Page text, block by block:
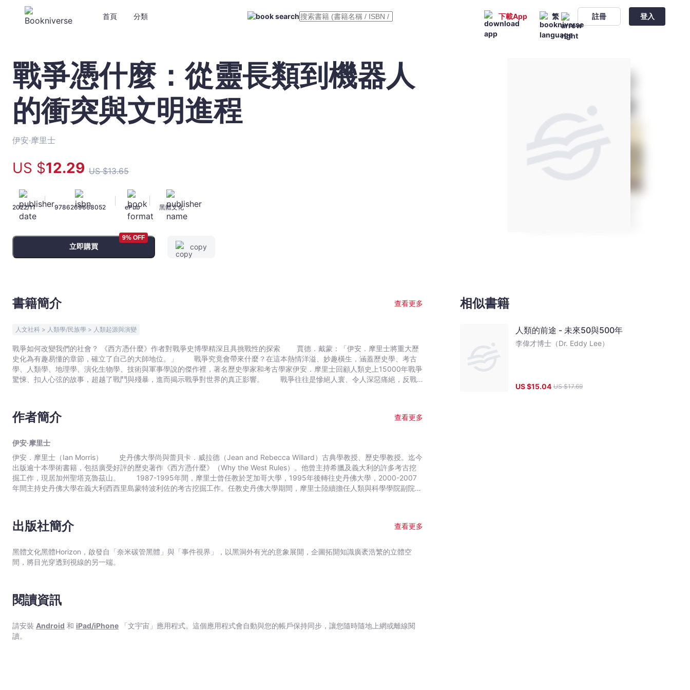
首頁 分類 下載App 繁 註冊 登入
戰
爭
憑
什
麼：
從
靈
類
到
機
器
人
衝
與
進
程
伊
安‧
摩
里
士
文
宇
｜
Bookniverse
戰爭憑什麼：從靈長類到機器人
的衝突與文明進程
伊安‧摩里士
US $12.29 US $13.65
2022/11
|
9786269668052 ePub 黑體文化
立即購買
9% OFF
copy
書籍簡介 查看更多
人文社科 > 人類學/民族學 > 人類起源與演變
戰爭如何改變我們的社會？ 《西方憑什麼》作者對戰爭史博學精深且具挑戰性的探索 賈德．戴蒙：「伊安．摩里士將重大歷
史化為有趣易懂的章節，確立了自己的大師地位。」 戰爭究竟會帶來什麼？在這本熱情洋溢、妙趣橫生，涵蓋歷史學、考古
學、人類學、地理學、演化生物學、技術與軍事學說的傑作裡，著名歷史學家和考古學家伊安．摩里士回顧人類史上15000年戰爭
驚悚、扣人心弦的故事，超越了戰鬥與殘暴，進而揭示戰爭對世界的真正影響。 戰爭往往是慘絕人寰、令人深惡痛絕，反戰
而言戰爭其實對人類有所助益。石器時代的人生活在狹小、爭鬥的社會中，有十分之一到五分之一的機會死於暴力；相形之下，二
十世紀爆發兩次世界大戰、廣島原爆和大屠殺，卻不到百分之一的人死於暴力。摩里士的解釋是：人類僅靠戰爭就創造出更龐大而
戰爭所帶來的益處和進步是意外造成的，然而摩里士的舉證啟發人心、扣人心弦，而且大膽無畏。本書的內容啟迪人心，詳盡又包
難以解釋的悖論，透過長達一萬五千年的戰爭史研究，摩里士主張：未來半世紀將會是有史以來最危險的時期。如果人類能夠挺過
這一關，終結戰爭的古老夢想或許能夠實現。摩里士也提出忠告：唯有先理解戰爭的真正意義，才能釐清戰爭會將人類的未來帶往
何處。
作者簡介 查看更多
伊安‧摩里士
伊安．摩里士（Ian Morris） 史丹佛大學尚與蕾貝卡．威拉德（Jean and Rebecca Willard）古典學教授、歷史學教授。迄今
出版逾十本學術書籍，包括廣受好評的歷史著作《西方憑什麼》（Why the West Rules）。他曾主持希臘及義大利的許多考古挖
掘工作，現居加州聖塔克魯茲山。 1987-1995年間，摩里士曾任教於芝加哥大學，1995年後轉往史丹佛大學，2000-2007
年間主持史丹佛大學在義大利西西里島蒙特波利佐的考古挖掘工作。任教史丹佛大學期間，摩里士陸續擔任人類與科學學院副院
胡佛研究所、國家人文基金會、華盛頓特區的希臘研究中心、威斯康辛大學麥迪遜分校人類研究所的研究獎學金，也是英國國家學
術院院士，曾榮獲伯明罕大學及德堡大學榮譽學位。他在2012年受普林斯頓大學坦納人文講座邀請，前往講授有關人類價值的課
出版社簡介 查看更多
黑體文化黑體Horizon，啟發自「奈米碳管黑體」與「事件視界」，以黑洞外有光的意象展開，企圖拓開知識廣袤浩繁的立體空
間，將目光穿透到視線的另一端。
閱讀資訊
請安裝 Android 和 iPad/iPhone 「文宇宙」應用程式。這個應用程式會自動與您的帳戶保持同步，讓您隨時隨地上網或離線閱
讀。
相似書籍
人類的前途 - 未來50與500年
李偉才博士（Dr. Eddy Lee）
US $15.04 US $17.69